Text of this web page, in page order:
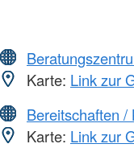
Karte: Link zur
Bereitschaften /
Karte: Link zur